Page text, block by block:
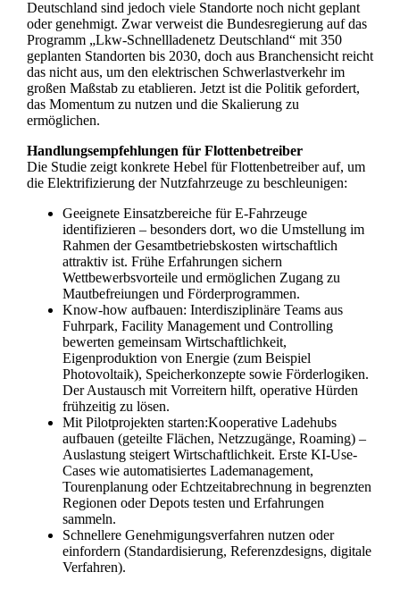
Deutschland sind jedoch viele Standorte noch nicht geplant
oder genehmigt. Zwar verweist die Bundesregierung auf das
Programm „Lkw-Schnellladenetz Deutschland“ mit 350
geplanten Standorten bis 2030, doch aus Branchensicht reicht
das nicht aus, um den elektrischen Schwerlastverkehr im
großen Maßstab zu etablieren. Jetzt ist die Politik gefordert,
das Momentum zu nutzen und die Skalierung zu
ermöglichen.
Handlungsempfehlungen für Flottenbetreiber
Die Studie zeigt konkrete Hebel für Flottenbetreiber auf, um
die Elektrifizierung der Nutzfahrzeuge zu beschleunigen:
Geeignete Einsatzbereiche für E-Fahrzeuge
identifizieren – besonders dort, wo die Umstellung im
Rahmen der Gesamtbetriebskosten wirtschaftlich
attraktiv ist. Frühe Erfahrungen sichern
Wettbewerbsvorteile und ermöglichen Zugang zu
Mautbefreiungen und Förderprogrammen.
Know-how aufbauen: Interdisziplinäre Teams aus
Fuhrpark, Facility Management und Controlling
bewerten gemeinsam Wirtschaftlichkeit,
Eigenproduktion von Energie (zum Beispiel
Photovoltaik), Speicherkonzepte sowie Förderlogiken.
Der Austausch mit Vorreitern hilft, operative Hürden
frühzeitig zu lösen.
Mit Pilotprojekten starten:Kooperative Ladehubs
aufbauen (geteilte Flächen, Netzzugänge, Roaming) –
Auslastung steigert Wirtschaftlichkeit. Erste KI-Use-
Cases wie automatisiertes Lademanagement,
Tourenplanung oder Echtzeitabrechnung in begrenzten
Regionen oder Depots testen und Erfahrungen
sammeln.
Schnellere Genehmigungsverfahren nutzen oder
einfordern (Standardisierung, Referenzdesigns, digitale
Verfahren).